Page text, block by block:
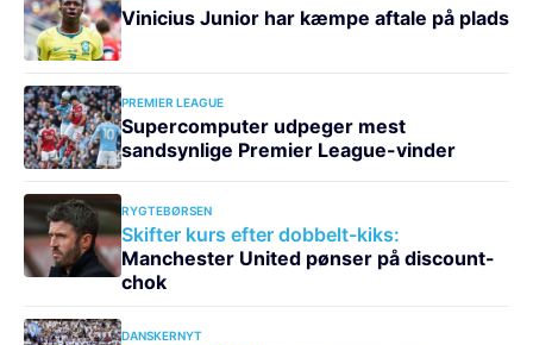
Vinicius Junior har kæmpe aftale på plads
PREMIER LEAGUE
Supercomputer udpeger mest
sandsynlige Premier League-vinder
RYGTEBØRSEN
Skifter kurs efter dobbelt-kiks:
Manchester United pønser på discount-
chok
DANSKERNYT